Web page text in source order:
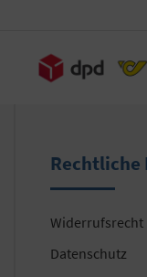
Widerrufsrecht
Datenschutz